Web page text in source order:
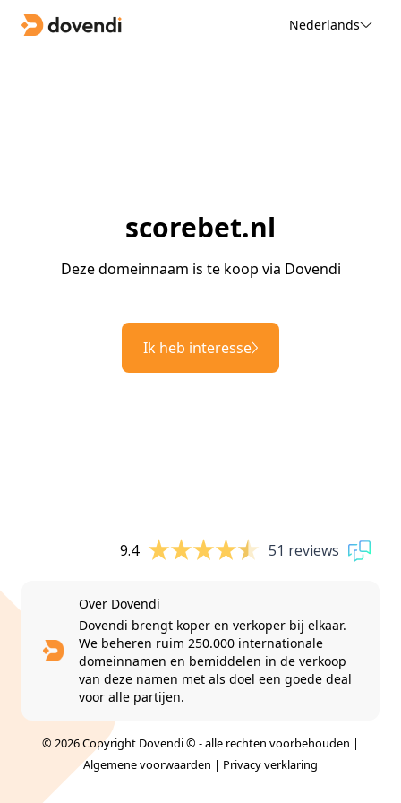
Nederlands
scorebet.nl
Deze domeinnaam is te koop via Dovendi
Ik heb interesse
9.4 51 reviews
Over Dovendi
Dovendi brengt koper en verkoper bij elkaar.
We beheren ruim 250.000 internationale
domeinnamen en bemiddelen in de verkoop
van deze namen met als doel een goede deal
voor alle partijen.
© 2026 Copyright Dovendi © - alle rechten voorbehouden |
Algemene voorwaarden | Privacy verklaring